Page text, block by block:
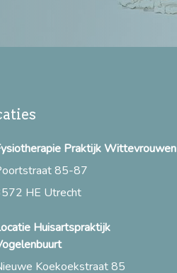
Praktijk Wittevrouwen
85-87
HE Utrecht
Huisartspraktijk
Koekoekstraat 85